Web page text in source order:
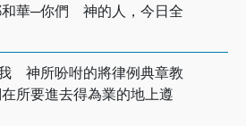
和華─你們 神的人，今日全
神所吩咐的將律例典章教
所要進去得為業的地上遵